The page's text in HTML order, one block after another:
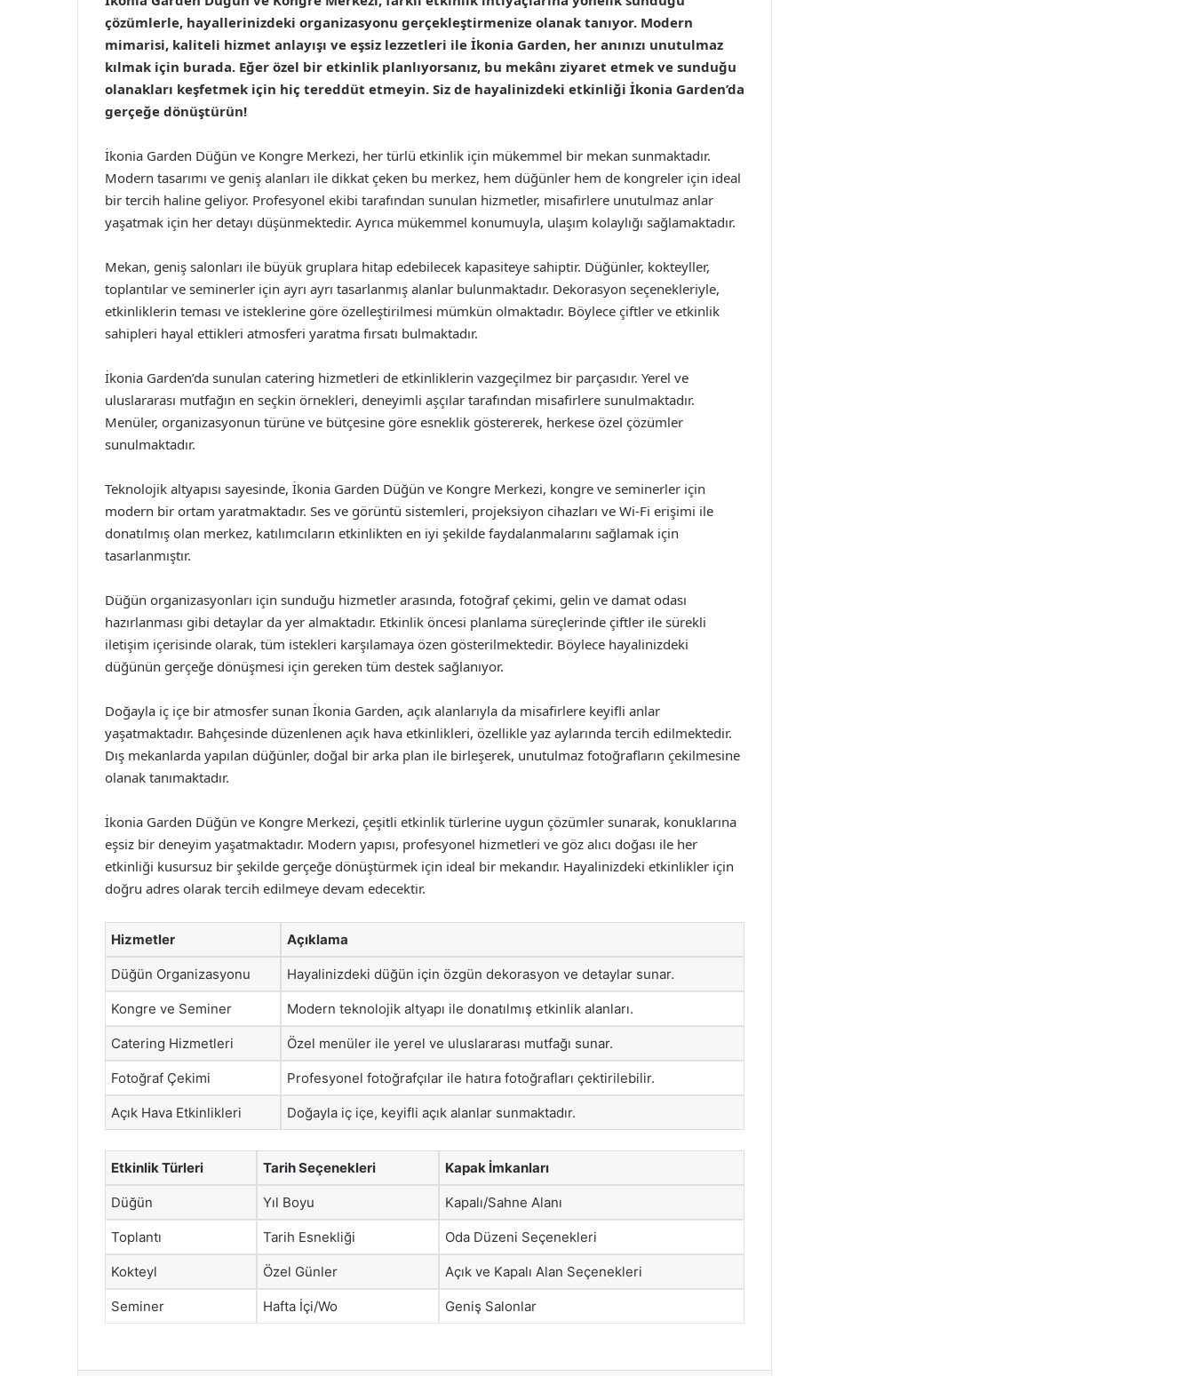
çözümlerle, hayallerinizdeki organizasyonu gerçekleştirmenize olanak tanıyor. Modern
mimarisi, kaliteli hizmet anlayışı ve eşsiz lezzetleri ile İkonia Garden, her anınızı unutulmaz
kılmak için burada. Eğer özel bir etkinlik planlıyorsanız, bu mekânı ziyaret etmek ve sunduğu
olanakları keşfetmek için hiç tereddüt etmeyin. Siz de hayalinizdeki etkinliği İkonia Garden’da
gerçeğe dönüştürün!
İkonia Garden Düğün ve Kongre Merkezi, her türlü etkinlik için mükemmel bir mekan sunmaktadır.
Modern tasarımı ve geniş alanları ile dikkat çeken bu merkez, hem düğünler hem de kongreler için ideal
bir tercih haline geliyor. Profesyonel ekibi tarafından sunulan hizmetler, misafirlere unutulmaz anlar
yaşatmak için her detayı düşünmektedir. Ayrıca mükemmel konumuyla, ulaşım kolaylığı sağlamaktadır.
Mekan, geniş salonları ile büyük gruplara hitap edebilecek kapasiteye sahiptir. Düğünler, kokteyller,
toplantılar ve seminerler için ayrı ayrı tasarlanmış alanlar bulunmaktadır. Dekorasyon seçenekleriyle,
etkinliklerin teması ve isteklerine göre özelleştirilmesi mümkün olmaktadır. Böylece çiftler ve etkinlik
sahipleri hayal ettikleri atmosferi yaratma fırsatı bulmaktadır.
İkonia Garden’da sunulan catering hizmetleri de etkinliklerin vazgeçilmez bir parçasıdır. Yerel ve
uluslararası mutfağın en seçkin örnekleri, deneyimli aşçılar tarafından misafirlere sunulmaktadır.
Menüler, organizasyonun türüne ve bütçesine göre esneklik göstererek, herkese özel çözümler
sunulmaktadır.
Teknolojik altyapısı sayesinde, İkonia Garden Düğün ve Kongre Merkezi, kongre ve seminerler için
modern bir ortam yaratmaktadır. Ses ve görüntü sistemleri, projeksiyon cihazları ve Wi-Fi erişimi ile
donatılmış olan merkez, katılımcıların etkinlikten en iyi şekilde faydalanmalarını sağlamak için
tasarlanmıştır.
Düğün organizasyonları için sunduğu hizmetler arasında, fotoğraf çekimi, gelin ve damat odası
hazırlanması gibi detaylar da yer almaktadır. Etkinlik öncesi planlama süreçlerinde çiftler ile sürekli
iletişim içerisinde olarak, tüm istekleri karşılamaya özen gösterilmektedir. Böylece hayalinizdeki
düğünün gerçeğe dönüşmesi için gereken tüm destek sağlanıyor.
Doğayla iç içe bir atmosfer sunan İkonia Garden, açık alanlarıyla da misafirlere keyifli anlar
yaşatmaktadır. Bahçesinde düzenlenen açık hava etkinlikleri, özellikle yaz aylarında tercih edilmektedir.
Dış mekanlarda yapılan düğünler, doğal bir arka plan ile birleşerek, unutulmaz fotoğrafların çekilmesine
olanak tanımaktadır.
İkonia Garden Düğün ve Kongre Merkezi, çeşitli etkinlik türlerine uygun çözümler sunarak, konuklarına
eşsiz bir deneyim yaşatmaktadır. Modern yapısı, profesyonel hizmetleri ve göz alıcı doğası ile her
etkinliği kusursuz bir şekilde gerçeğe dönüştürmek için ideal bir mekandır. Hayalinizdeki etkinlikler için
doğru adres olarak tercih edilmeye devam edecektir.
Hizmetler Açıklama
Düğün Organizasyonu Hayalinizdeki düğün için özgün dekorasyon ve detaylar sunar.
Kongre ve Seminer Modern teknolojik altyapı ile donatılmış etkinlik alanları.
Catering Hizmetleri Özel menüler ile yerel ve uluslararası mutfağı sunar.
Fotoğraf Çekimi Profesyonel fotoğrafçılar ile hatıra fotoğrafları çektirilebilir.
Açık Hava Etkinlikleri Doğayla iç içe, keyifli açık alanlar sunmaktadır.
Etkinlik Türleri Tarih Seçenekleri Kapak İmkanları
Düğün Yıl Boyu Kapalı/Sahne Alanı
Toplantı Tarih Esnekliği Oda Düzeni Seçenekleri
Kokteyl Özel Günler Açık ve Kapalı Alan Seçenekleri
Seminer Hafta İçi/Wo Geniş Salonlar